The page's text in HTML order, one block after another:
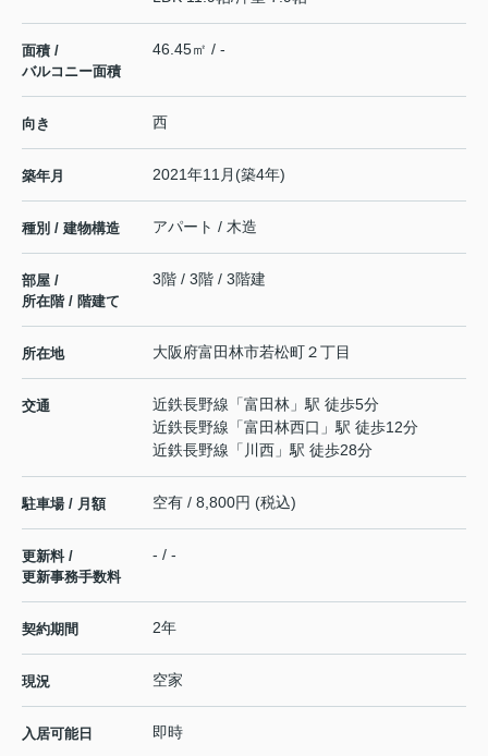
面積 /
バルコニー面積
46.45㎡ / -
向き 西
築年月 2021年11月(築4年)
種別 / 建物構造 アパート / 木造
部屋 /
所在階 / 階建て
3階 / 3階 / 3階建
所在地 大阪府富田林市若松町２丁目
交通 近鉄長野線 「富田林 」駅 徒歩5分
近鉄長野線 「富田林西口 」駅 徒歩12分
近鉄長野線 「 川西 」駅 徒歩28分
駐車場 / 月額 空有 / 8,800円 (税込)
更新料 /
更新事務手数料
- / -
契約期間 2年
現況 空家
入居可能日 即時